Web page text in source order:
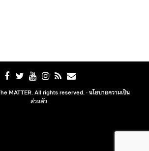
MATTER. All rights reserved. ·นโยบายความเป็น
ส่วนตัว